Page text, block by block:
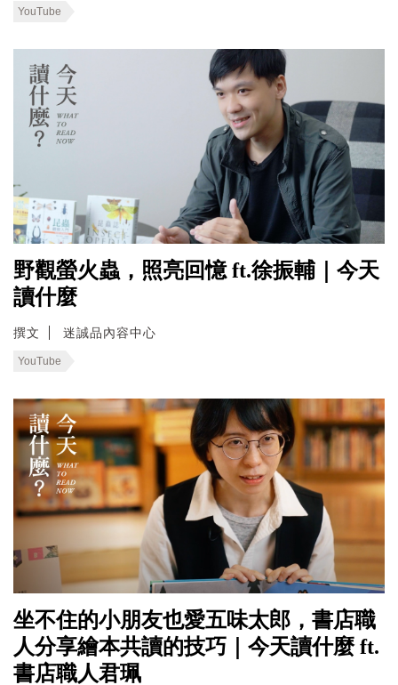
YouTube
野觀螢火蟲，照亮回憶 ft.徐振輔｜今天
讀什麼
撰文 迷誠品內容中心
YouTube
坐不住的小朋友也愛五味太郎，書店職
人分享繪本共讀的技巧｜今天讀什麼 ft.
書店職人君珮